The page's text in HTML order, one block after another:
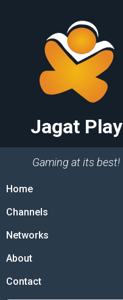
Jagat Play
Gaming at its best!
Home
Channels
Networks
About
Contact